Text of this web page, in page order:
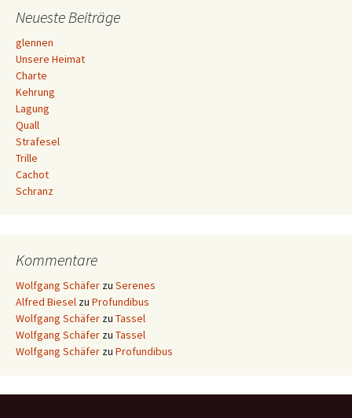
Neueste Beiträge
glennen
Unsere Heimat
Charte
Kehrung
Lagung
Quall
Strafesel
Trille
Cachot
Schranz
Kommentare
Wolfgang Schäfer zu Serenes
Alfred Biesel zu Profundibus
Wolfgang Schäfer zu Tassel
Wolfgang Schäfer zu Tassel
Wolfgang Schäfer zu Profundibus